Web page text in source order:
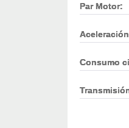
Par Motor:
Consumo